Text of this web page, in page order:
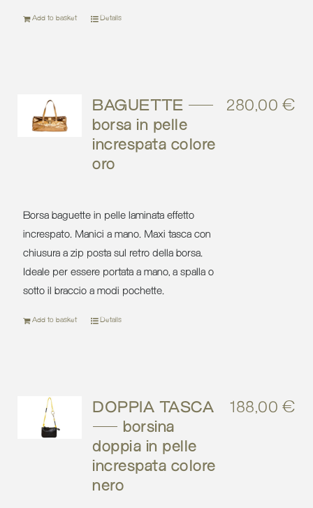
Add to basket Details
BAGUETTE –
borsa in pelle
increspata colore
oro
280,00€
Borsa baguette in pelle laminata effetto
increspato. Manici a mano. Maxi tasca con
chiusura a zip posta sul retro della borsa.
Ideale per essere portata a mano, a spalla o
sotto il braccio a modi pochette.
Add to basket Details
DOPPIA TASCA
– borsina
doppia in pelle
increspata colore
nero
188,00€